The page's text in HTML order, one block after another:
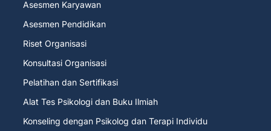
Asesmen Karyawan
Asesmen Pendidikan
Riset Organisasi
Konsultasi Organisasi
Pelatihan dan Sertifikasi
Alat Tes Psikologi dan Buku Ilmiah
Konseling dengan Psikolog dan Terapi Individu